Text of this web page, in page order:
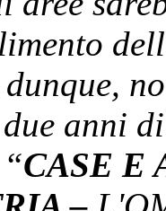
due anni
CASE E